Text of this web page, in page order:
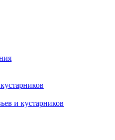
и кустарников